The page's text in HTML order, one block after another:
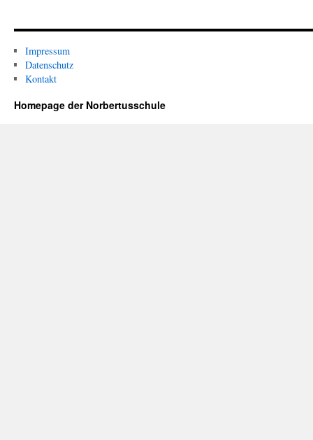
Impressum
Datenschutz
Kontakt
Homepage der Norbertusschule